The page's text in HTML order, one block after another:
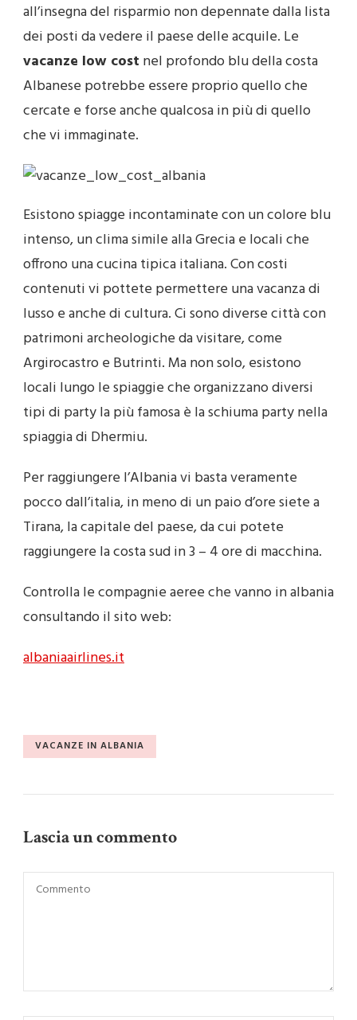
all’insegna del risparmio non depennate dalla lista
dei posti da vedere il paese delle acquile. Le
vacanze low cost nel profondo blu della costa
Albanese potrebbe essere proprio quello che
cercate e forse anche qualcosa in più di quello
che vi immaginate.
Esistono spiagge incontaminate con un colore blu
intenso, un clima simile alla Grecia e locali che
offrono una cucina tipica italiana. Con costi
contenuti vi pottete permettere una vacanza di
lusso e anche di cultura. Ci sono diverse città con
patrimoni archeologiche da visitare, come
Argirocastro e Butrinti. Ma non solo, esistono
locali lungo le spiaggie che organizzano diversi
tipi di party la più famosa è la schiuma party nella
spiaggia di Dhermiu.
Per raggiungere l’Albania vi basta veramente
pocco dall’italia, in meno di un paio d’ore siete a
Tirana, la capitale del paese, da cui potete
raggiungere la costa sud in 3 – 4 ore di macchina.
Controlla le compagnie aeree che vanno in albania
consultando il sito web:
albaniaairlines.it
VACANZE IN ALBANIA
Lascia un commento